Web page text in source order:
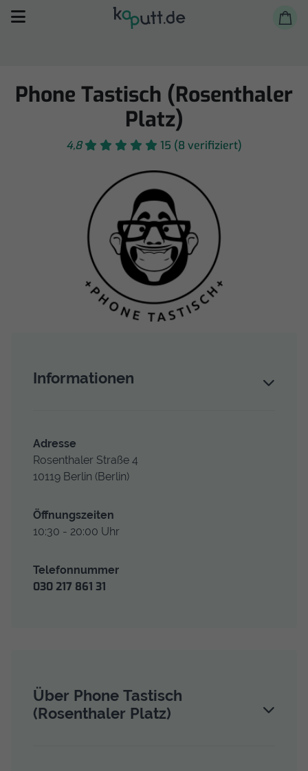
Selbst reparieren
Reparieren lassen
Phone Tastisch (Rosenthaler
Platz)
4,8 15 (8 verifiziert)
Informationen
Adresse
Rosenthaler Straße 4
10119 Berlin (Berlin)
Öffnungs­zeiten
10:30 - 20:00 Uhr
Telefon­nummer
030 217 861 31
Über Phone Tastisch
(Rosenthaler Platz)